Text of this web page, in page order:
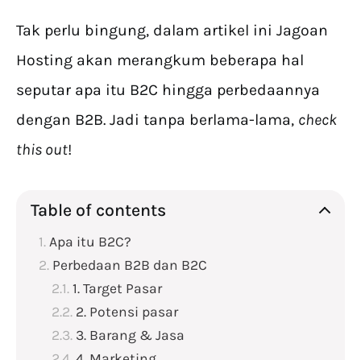
Tak perlu bingung, dalam artikel ini Jagoan
Hosting akan merangkum beberapa hal
seputar apa itu B2C hingga perbedaannya
dengan B2B. Jadi tanpa berlama-lama, check
this out!
Table of contents
Apa itu B2C?
Perbedaan B2B dan B2C
1. Target Pasar
2. Potensi pasar
3. Barang & Jasa